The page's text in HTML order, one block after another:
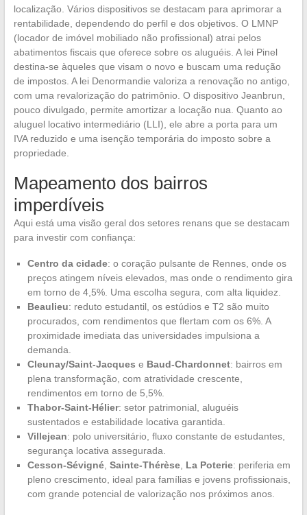
localização. Vários dispositivos se destacam para aprimorar a
rentabilidade, dependendo do perfil e dos objetivos. O LMNP
(locador de imóvel mobiliado não profissional) atrai pelos
abatimentos fiscais que oferece sobre os aluguéis. A lei Pinel
destina-se àqueles que visam o novo e buscam uma redução
de impostos. A lei Denormandie valoriza a renovação no antigo,
com uma revalorização do patrimônio. O dispositivo Jeanbrun,
pouco divulgado, permite amortizar a locação nua. Quanto ao
aluguel locativo intermediário (LLI), ele abre a porta para um
IVA reduzido e uma isenção temporária do imposto sobre a
propriedade.
Mapeamento dos bairros
imperdíveis
Aqui está uma visão geral dos setores renans que se destacam
para investir com confiança:
Centro da cidade: o coração pulsante de Rennes, onde os
preços atingem níveis elevados, mas onde o rendimento gira
em torno de 4,5%. Uma escolha segura, com alta liquidez.
Beaulieu: reduto estudantil, os estúdios e T2 são muito
procurados, com rendimentos que flertam com os 6%. A
proximidade imediata das universidades impulsiona a
demanda.
Cleunay/Saint-Jacques e Baud-Chardonnet: bairros em
plena transformação, com atratividade crescente,
rendimentos em torno de 5,5%.
Thabor-Saint-Hélier: setor patrimonial, aluguéis
sustentados e estabilidade locativa garantida.
Villejean: polo universitário, fluxo constante de estudantes,
segurança locativa assegurada.
Cesson-Sévigné, Sainte-Thérèse, La Poterie: periferia em
pleno crescimento, ideal para famílias e jovens profissionais,
com grande potencial de valorização nos próximos anos.